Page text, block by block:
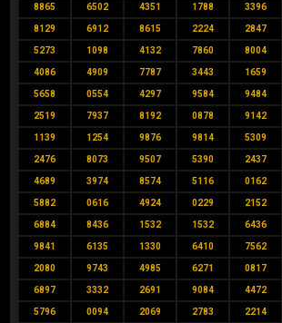
8865 6502 4351 1788 3396
8129 6912 8615 2224 2847
5273 1098 4132 7860 8004
4086 4909 7787 3443 1659
5658 0554 4297 9584 9484
2519 7937 8192 0878 9142
1139 1254 9876 9814 5309
2476 8073 9507 5390 2437
4689 3974 8574 5116 0162
5882 0616 4924 0229 2152
6884 8436 1532 1532 6436
9841 6135 1330 6410 7562
2080 9743 4985 6271 0817
6897 3332 2691 9084 4472
5796 0094 2069 2783 2214